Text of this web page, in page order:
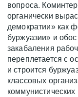
вопроса.
органически
демократии» как
буржуазии» и
закабаления
переплетается с
и строится
классовых